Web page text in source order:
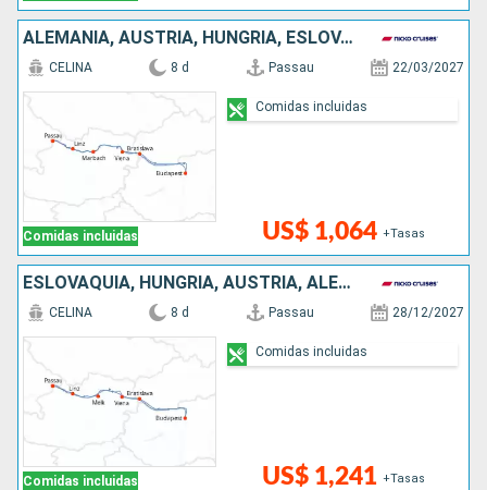
ALEMANIA, AUSTRIA, HUNGRÍA, ESLOVAQUIA
Comidas incluidas
CELINA 8 d Passau 22/03/2027
US$ 1,064 +Tasas
Comidas incluidas
ESLOVAQUIA, HUNGRÍA, AUSTRIA, ALEMANIA
Comidas incluidas
CELINA 8 d Passau 28/12/2027
US$ 1,241 +Tasas
Comidas incluidas